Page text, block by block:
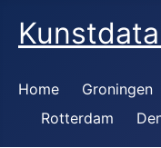
Home Groningen
Rotterdam